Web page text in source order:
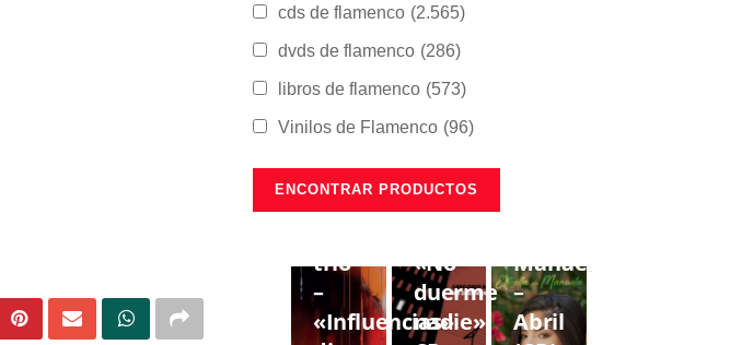
cds de flamenco (2.565)
dvds de flamenco (286)
libros de flamenco (573)
Vinilos de Flamenco (96)
FLAMENCO
Lorenzo
trío
–
«Influencias»
FLAMENCO
Gregorio
«No
duerme
nadie»
Manuela
–
Abril